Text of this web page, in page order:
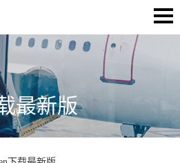
最新版